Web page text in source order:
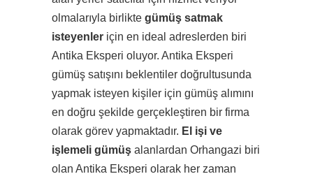
olmalarıyla birlikte gümüş satmak
isteyenler için en ideal adreslerden biri
Antika Eksperi oluyor. Antika Eksperi
gümüş satışını beklentiler doğrultusunda
yapmak isteyen kişiler için gümüş alımını
en doğru şekilde gerçekleştiren bir firma
olarak görev yapmaktadır. El işi ve
işlemeli gümüş alanlardan Orhangazi biri
olan Antika Eksperi olarak her zaman